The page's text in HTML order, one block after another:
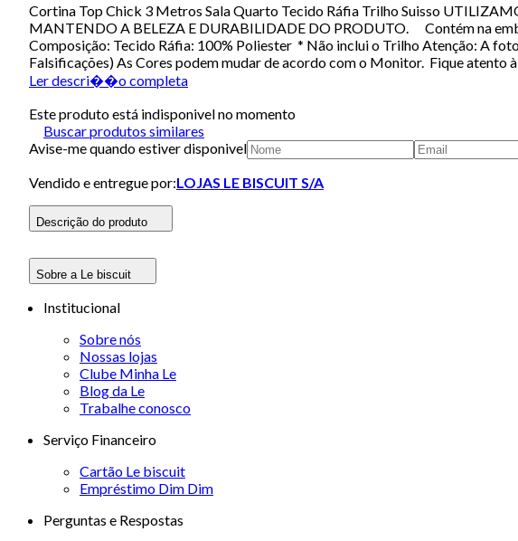
Cortina Top Chick 3 Metros Sala Quarto Tecido Ráfia Trilho Suisso
MANTENDO A BELEZA E DURABILIDADE DO PRODUTO. Contém na
Composição: Tecido Ráfia: 100% Poliester * Não inclui o Trilho Atenção: A
Falsificações) As Cores podem mudar de acordo com o Monitor. Fique atento
Ler descri��o completa
Este produto está indisponivel no momento
Buscar produtos similares
Avise-me quando estiver disponivel
Vendido e entregue por:LOJAS LE BISCUIT S/A
Descrição do produto
Sobre a Le biscuit
Institucional
Sobre nós
Nossas lojas
Clube Minha Le
Blog da Le
Trabalhe conosco
Serviço Financeiro
Cartão Le biscuit
Empréstimo Dim Dim
Perguntas e Respostas